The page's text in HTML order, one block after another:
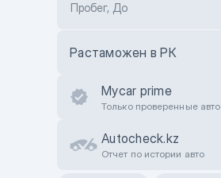
Пробег, До
Растаможен в РК
Mycar prime
Только проверенные авто
Autocheck.kz
Отчет по истории авто